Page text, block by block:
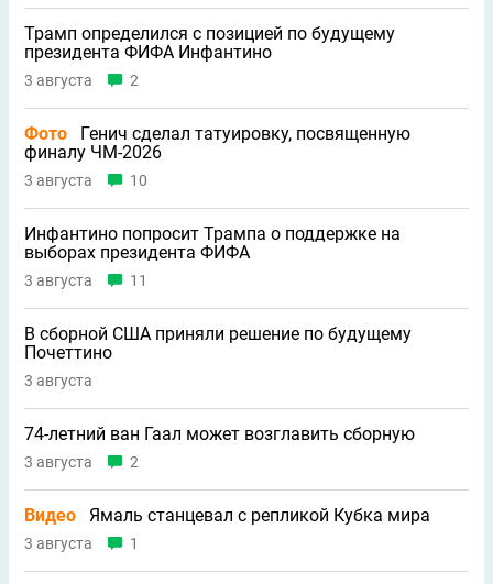
Трамп определился с позицией по будущему
президента ФИФА Инфантино
3 августа 2
Фото
Генич сделал татуировку, посвященную
финалу ЧМ-2026
3 августа 10
Инфантино попросит Трампа о поддержке на
выборах президента ФИФА
3 августа 11
В сборной США приняли решение по будущему
Почеттино
3 августа
74-летний ван Гаал может возглавить сборную
3 августа 2
Видео Ямаль станцевал с репликой Кубка мира
3 августа 1